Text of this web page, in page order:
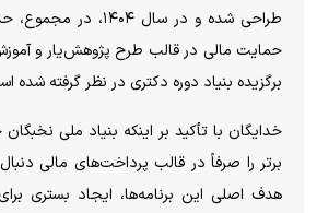
حمایت مالی در قالب طرح پژوهش‌یار و
برگزیده بنیاد دوره دکتری در نظر گرفته شده
خدایگان با تأکید بر اینکه بنیاد ملی
برتر را صرفاً در قالب پرداخت‌های مالی
هدف اصلی این برنامه‌ها، ایجاد بستری